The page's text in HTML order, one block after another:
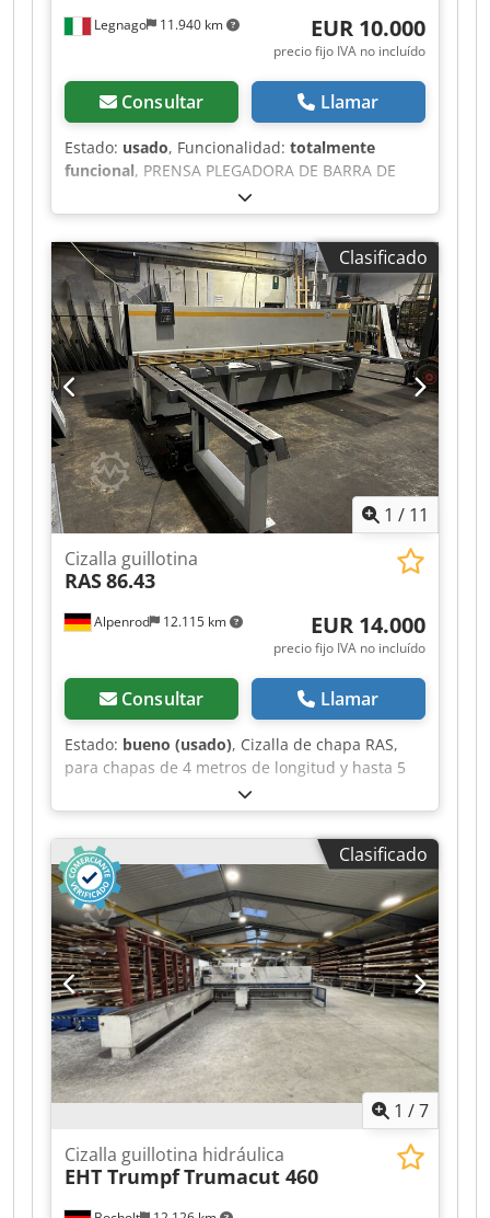
todos los costos y riesgos, incluida la carga, el
transporte y los trámites aduaneros».
Legnago 11.940 km EUR 10.000
precio fijo IVA no incluído
Consultar Llamar
Estado: usado, Funcionalidad: totalmente
funcional, PRENSA PLEGADORA DE BARRA DE
TORSION, 2500 x 40 T, usada, revisada y
adaptada a la normativa vigente, modelo OMAG
PI 4020. FUNCIONA ÚNICAMENTE A VELOCIDAD
LENTA, para un uso conforme a la normativa sin
fotocélulas. Instalación eléctrica nueva, máquina
revisada y CUCHILLA SUPERIOR Y PRISMA
INFERIOR CON 5 CANALES, rectificados con 2
posicionadores traseros ajustables
manualmente. Dkodpezhknljfx Acqer
Clasificado
1 / 11
Alpenrod 12.115 km
Cizalla guillotina
RAS86.43
EUR 14.000
precio fijo IVA no incluído
Consultar Llamar
Estado: bueno (usado), Cizalla de chapa RAS,
para chapas de 4 metros de longitud y hasta 5
mm de espesor, en buen estado y con función
de retención. Dodpfx Aszgf Uqscqskr
Clasificado
1 /7
Cizalla guillotina hidráulica
EHT TrumpfTrumacut 460